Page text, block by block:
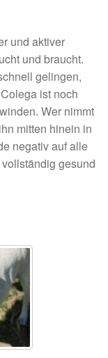
und aktiver
und braucht.
gelingen,
ist noch
Wer nimmt
mitten hinein in
negativ auf alle
gesund